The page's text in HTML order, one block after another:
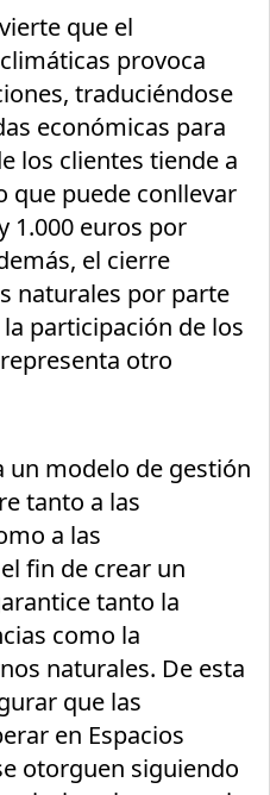
que el
provoca
traduciéndose
económicas para
los clientes tiende a
que puede conllevar
1.000 euros por
el cierre
naturales por parte
participación de los
otro
un modelo de gestión
tanto a las
a las
fin de crear un
tanto la
como la
naturales. De esta
que las
en Espacios
otorguen siguiendo